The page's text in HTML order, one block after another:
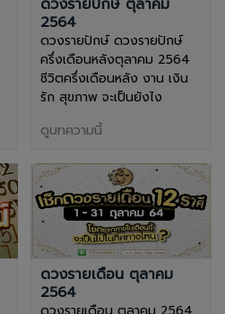
ดวงรายปักษ์ ตุลาคม
2564
ดวงรายปักษ์ ดวงรายปักษ์
ครึ่งเดือนหลังตุลาคม 2564
ชีวิตครึ่งเดือนหลัง งาน เงิน
รัก สุขภาพ จะเป็นยังไง
ดูบทความนี้
ดวงรายเดือน ตุลาคม
2564